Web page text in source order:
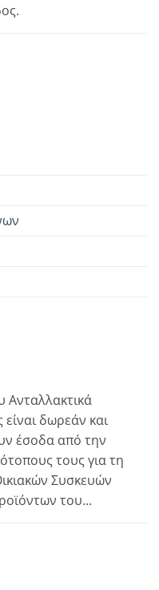
δωρεάν και
έσοδα από την
τους για τη
Συσκευών
του...